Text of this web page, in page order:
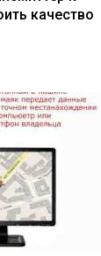
качество